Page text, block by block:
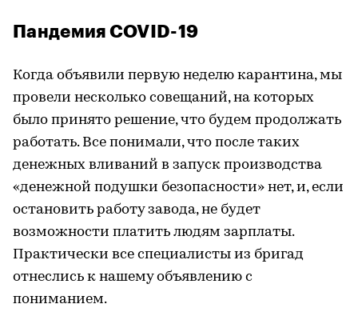
Пандемия COVID-19
Когда объявили первую неделю карантина, мы
провели несколько совещаний, на которых
было принято решение, что будем продолжать
работать. Все понимали, что после таких
денежных вливаний в запуск производства
«денежной подушки безопасности» нет, и, если
остановить работу завода, не будет
возможности платить людям зарплаты.
Практически все специалисты из бригад
отнеслись к нашему объявлению с
пониманием.